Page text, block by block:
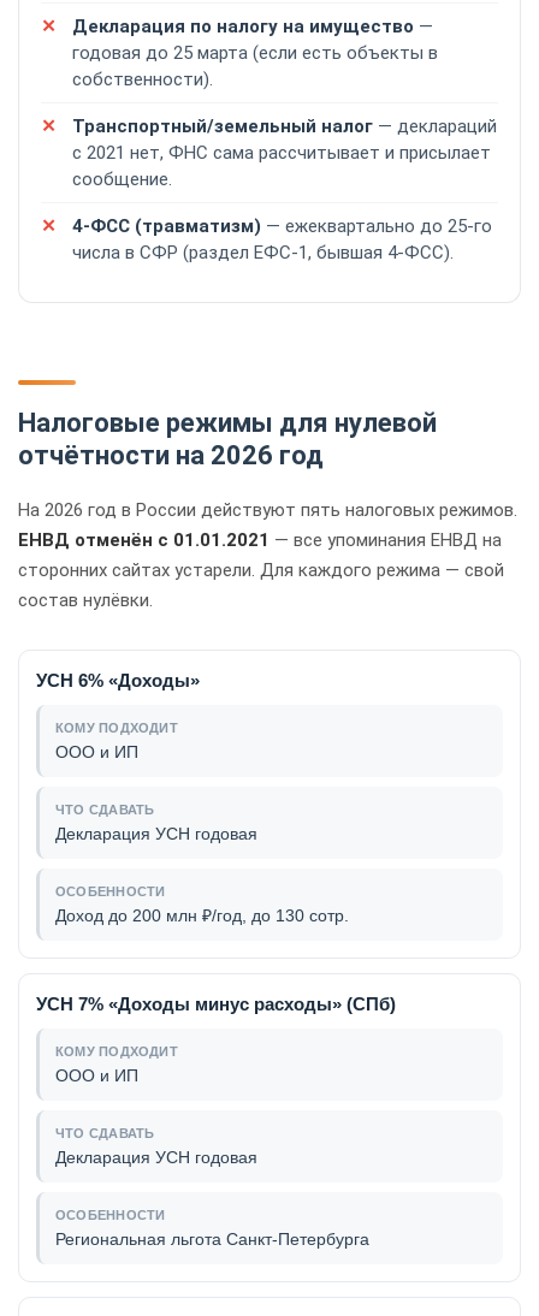
Декларация по налогу на имущество —
годовая до 25 марта (если есть объекты в
собственности).
Транспортный/земельный налог — деклараций
с 2021 нет, ФНС сама рассчитывает и присылает
сообщение.
4-ФСС (травматизм) — ежеквартально до 25-го
числа в СФР (раздел ЕФС-1, бывшая 4-ФСС).
Налоговые режимы для нулевой
отчётности на 2026 год
На 2026 год в России действуют пять налоговых режимов.
ЕНВД отменён с 01.01.2021 — все упоминания ЕНВД на
сторонних сайтах устарели. Для каждого режима — свой
состав нулёвки.
УСН 6% «Доходы»
ООО и ИП
Декларация УСН годовая
Доход до 200 млн ₽/год, до 130 сотр.
УСН 7% «Доходы минус расходы» (СПб)
ООО и ИП
Декларация УСН годовая
Региональная льгота Санкт-Петербурга